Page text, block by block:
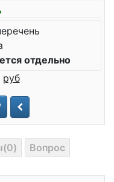
отдельно
Вопрос